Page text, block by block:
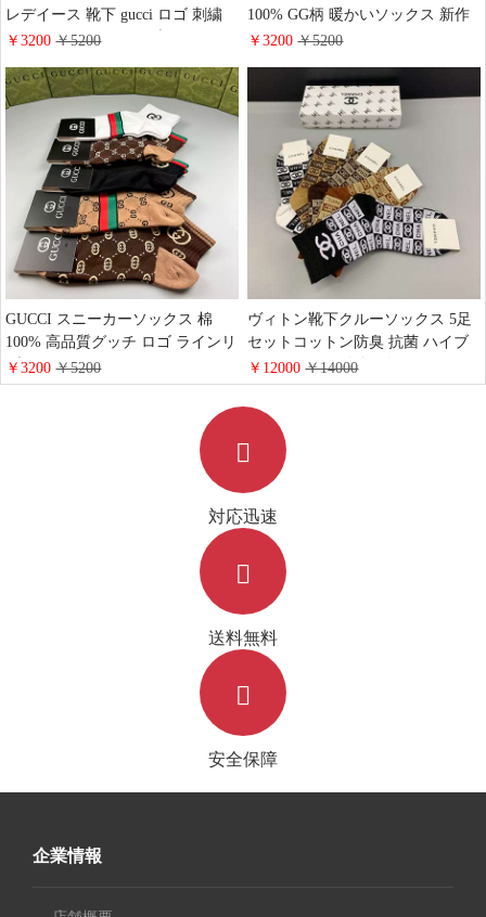
レデイース 靴下 gucci ロゴ 刺繍
スタンスソックス リブソックス
￥3200￥5200
100% GG柄 暖かいソックス 新作
gucci カジュアル ソックス かわい
￥3200￥5200
GUCCI スニーカーソックス 棉
100% 高品質グッチ ロゴ ラインリ
ブ ストレッチコットン ショート
丈 靴下 大人気
￥3200￥5200
ヴィトン靴下クルーソックス 5足
セットコットン防臭 抗菌 ハイブ
ランド LV ロゴ付き人気 バドミン
トン用ソックスおしゃれメンズレ
デイース激安通販
￥12000￥14000
対応迅速
送料無料
安全保障
企業情報